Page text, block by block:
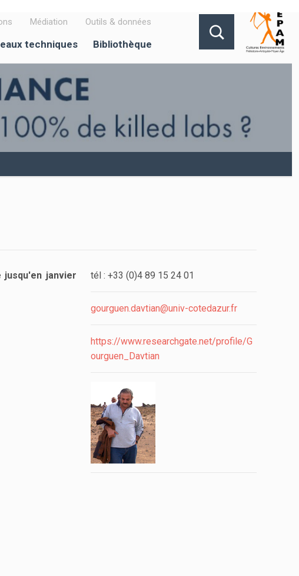
Médiation Outils & données
techniques Bibliothèque
jusqu'en janvier
tél : +33 (0)4 89 15 24 01
gourguen.davtian@univ-cotedazur.fr
https://www.researchgate.net/profile/G
ourguen_Davtian